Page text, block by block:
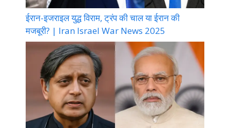
ईरान-इजराइल युद्ध विराम, ट्रंप की चाल या ईरान की
मजबूरी? | Iran Israel War News 2025